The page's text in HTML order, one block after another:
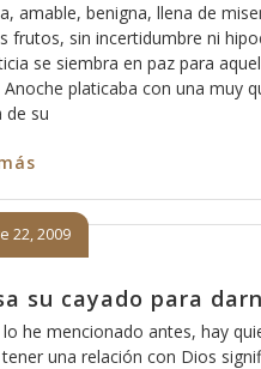
amable, benigna, llena de
frutos, sin incertidumbre ni
se siembra en paz para
Anoche platicaba con una muy
de su
su cayado para
22, 2009
he mencionado antes, hay
una relación con Dios